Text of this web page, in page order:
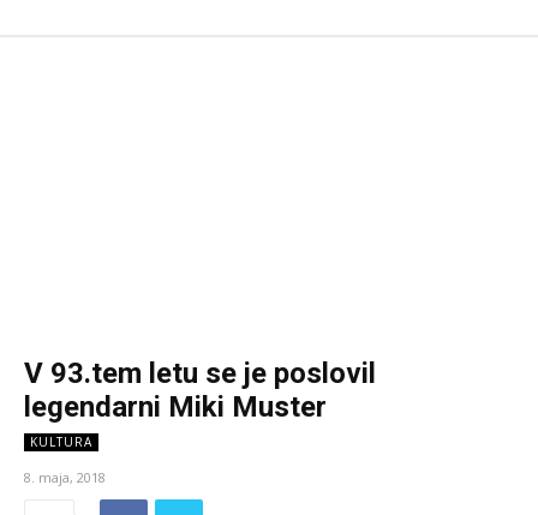
V 93.tem letu se je poslovil
legendarni Miki Muster
KULTURA
8. maja, 2018